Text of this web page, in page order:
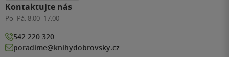
Kontaktujte nás
Po–Pá: 8:00–17:00
542 220 320
poradime@knihydobrovsky.cz